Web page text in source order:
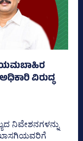
ವಿರುದ್ಧ
ನಿವೇಶನಗಳನ್ನು